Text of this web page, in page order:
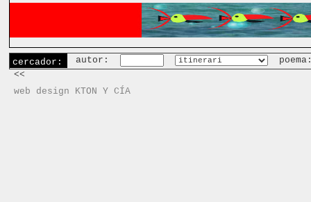
cercador: autor:
<<
web design KTON Y CÍA